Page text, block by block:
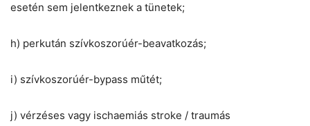
esetén sem jelentkeznek a tünetek;
h) perkután szívkoszorúér-beavatkozás;
i) szívkoszorúér-bypass műtét;
j) vérzéses vagy ischaemiás stroke / traumás